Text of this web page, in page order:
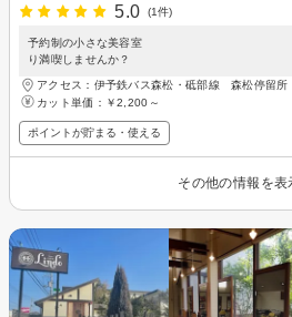
5.0
(1件)
予約制の小さな美容室 ☆暖
り満喫しませんか？
アクセス：伊予鉄バス森松・砥部線 森松停留
カット単価： ￥2,200～
ポイントが貯まる・使える
その他の情報を表